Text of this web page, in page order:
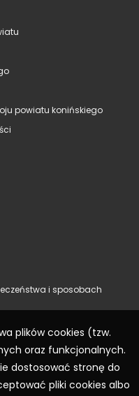
powiatu konińskiego
i sposobach
plików cookies (tzw.
oraz funkcjonalnych.
dostosować stronę do
pliki cookies albo